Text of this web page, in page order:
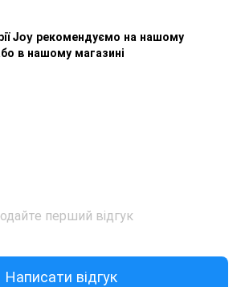
Joy рекомендуємо на нашому
в нашому магазині
перший відгук
Написати відгук